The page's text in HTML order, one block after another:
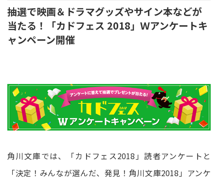
抽選で映画＆ドラマグッズやサイン本などが
当たる！「カドフェス 2018」Ｗアンケートキ
ャンペーン開催
角川文庫では、「カドフェス2018」読者アンケートと
「決定！みんなが選んだ、発見！角川文庫2018」アンケ